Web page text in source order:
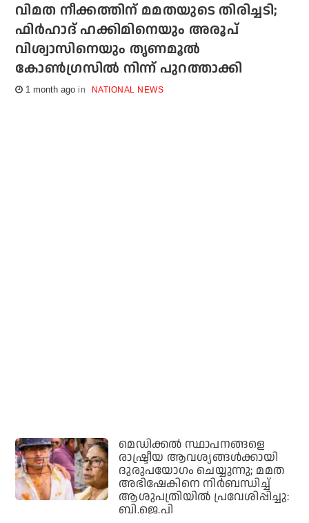
വിമത നീക്കത്തിന് മമതയുടെ തിരിച്ചടി;
ഫിര്‍ഹാദ് ഹക്കിമിനെയും അരൂപ്
വിശ്വാസിനെയും തൃണമൂല്‍
കോണ്‍ഗ്രസില്‍ നിന്ന് പുറത്താക്കി
1 month ago NATIONAL NEWS
മെഡിക്കല്‍ സ്ഥാപനങ്ങളെ
രാഷ്ട്രീയ ആവശ്യങ്ങള്‍ക്കായി
ദുരുപയോഗം ചെയ്യുന്നു; മമത
അഭിഷേകിനെ നിര്‍ബന്ധിച്ച്
ആശുപത്രിയില്‍ പ്രവേശിപ്പിച്ചു:
ബി.ജെ.പി